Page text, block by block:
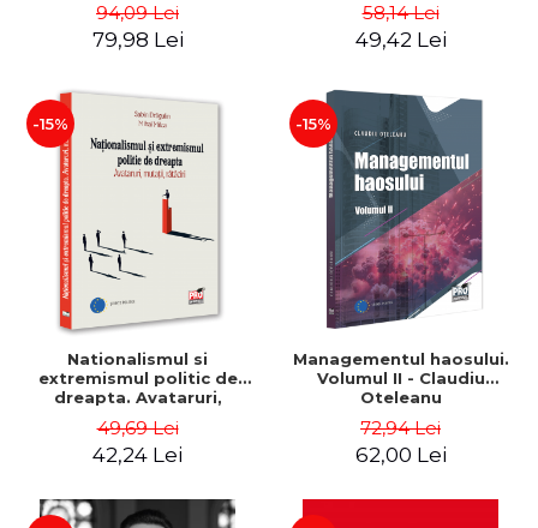
94,09 Lei
79,98 Lei
58,14 Lei
49,42 Lei
-15%
Nationalismul si
extremismul politic de
dreapta. Avataruri,
Daniel Dragulin, Mihai Milca
49,69 Lei
42,24 Lei
-15%
Managementul haosului.
Volumul II - Claudiu
Oteleanu
72,94 Lei
62,00 Lei